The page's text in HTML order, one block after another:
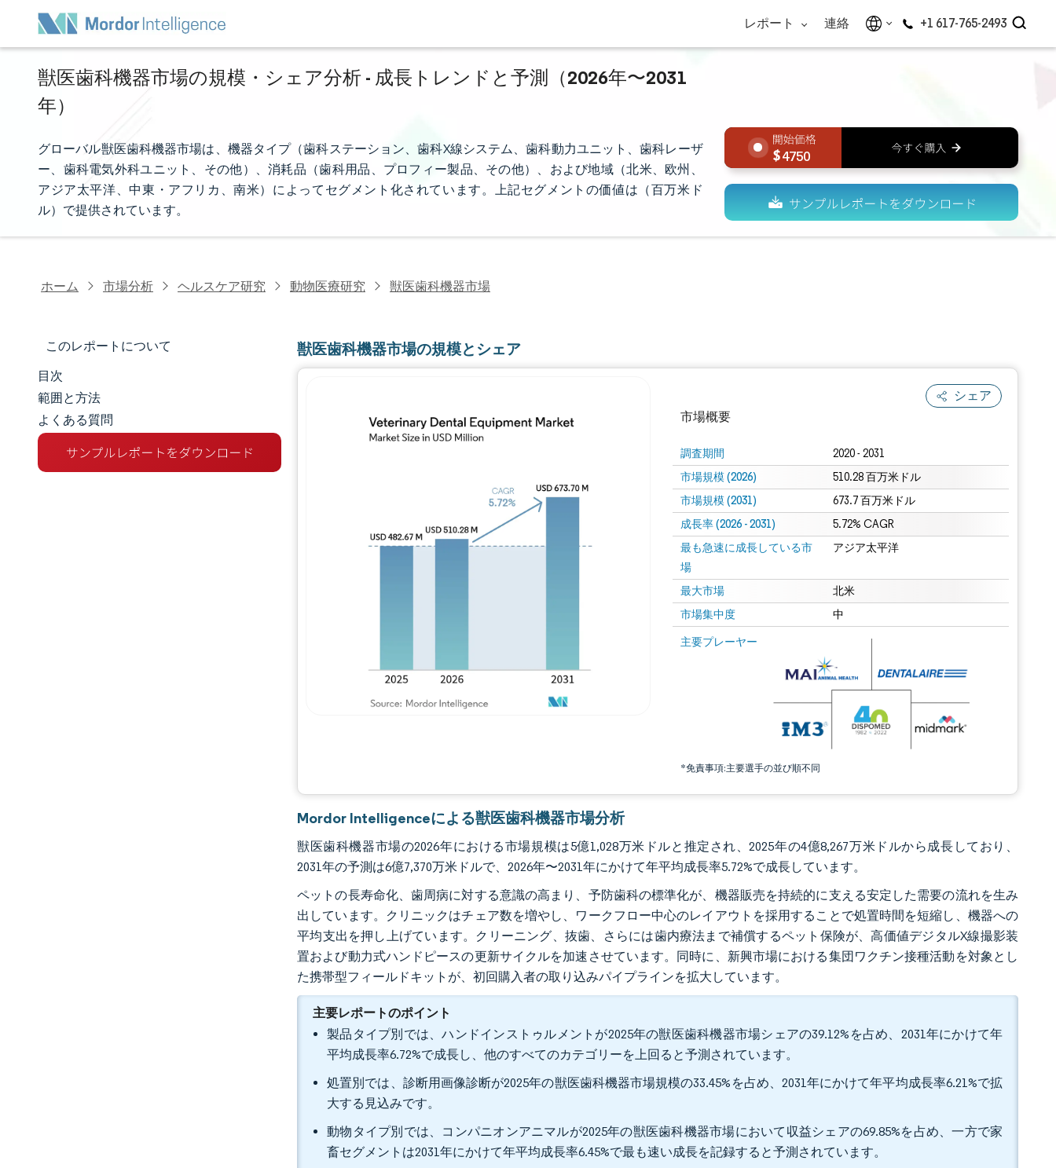
レポート 連絡 +1 617-765-2493
獣医歯科機器市場の規模・シェア分析 - 成長トレンドと予測（2026年〜2031
年）
グローバル獣医歯科機器市場は、機器タイプ（歯科ステーション、歯科X線システム、歯科動力ユニット、歯科レーザ
ー、歯科電気外科ユニット、その他）、消耗品（歯科用品、プロフィー製品、その他）、および地域（北米、欧州、
アジア太平洋、中東・アフリカ、南米）によってセグメント化されています。上記セグメントの価値は（百万米ド
ル）で提供されています。
4750
ホーム 市場分析 ヘルスケア研究 動物医療研究 獣医歯科機器市場
このレポートについて
市場規模とシェア
市場分析
トレンドとインサイト
目次
範囲と方法
よくある質問
獣医歯科機器市場の規模とシェア
シェア
市場概要
調査期間 2020 - 2031
市場規模 (2026) 510.28 百万米ドル
市場規模 (2031) 673.7 百万米ドル
成長率 (2026 - 2031) 5.72% CAGR
最も急速に成長している市
場
アジア太平洋
最大市場 北米
市場集中度 中
主要プレーヤー
*免責事項:主要選手の並び順不同
画像 © Mordor Intelligence。再利用にはCC BY 4.0の表示が必要です。
画像 © Mordor Intelligence。再利用にはCC BY 4.0の表示が必要です。
Mordor Intelligenceによる獣医歯科機器市場分析
獣医歯科機器市場の2026年における市場規模は5億1,028万米ドルと推定され、2025年の4億8,267万米ドルから成長しており、
2031年の予測は6億7,370万米ドルで、2026年〜2031年にかけて年平均成長率5.72%で成長しています。
ペットの長寿命化、歯周病に対する意識の高まり、予防歯科の標準化が、機器販売を持続的に支える安定した需要の流れを生み
出しています。クリニックはチェア数を増やし、ワークフロー中心のレイアウトを採用することで処置時間を短縮し、機器への
平均支出を押し上げています。クリーニング、抜歯、さらには歯内療法まで補償するペット保険が、高価値デジタルX線撮影装
置および動力式ハンドピースの更新サイクルを加速させています。同時に、新興市場における集団ワクチン接種活動を対象とし
た携帯型フィールドキットが、初回購入者の取り込みパイプラインを拡大しています。
主要レポートのポイント
製品タイプ別では、ハンドインストゥルメントが2025年の獣医歯科機器市場シェアの39.12%を占め、2031年にかけて年
平均成長率6.72%で成長し、他のすべてのカテゴリーを上回ると予測されています。
処置別では、診断用画像診断が2025年の獣医歯科機器市場規模の33.45%を占め、2031年にかけて年平均成長率6.21%で拡
大する見込みです。
動物タイプ別では、コンパニオンアニマルが2025年の獣医歯科機器市場において収益シェアの69.85%を占め、一方で家
畜セグメントは2031年にかけて年平均成長率6.45%で最も速い成長を記録すると予測されています。